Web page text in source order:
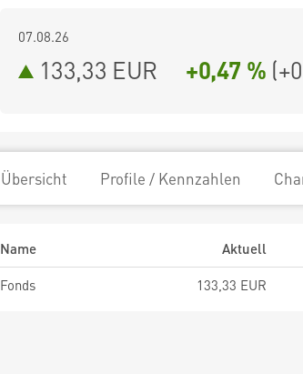
07.08.26
133,33 EUR +0,47 % (
Übersicht Profile / Kennzahlen
Name Aktuell
Fonds
133,33 EUR